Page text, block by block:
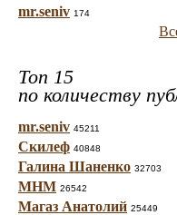
mr.seniv 174
Топ 15
по количеству
mr.seniv 45211
Скилеф 40848
Галина Шаненко 32703
МНМ 26542
Магаз Анатолий 25449